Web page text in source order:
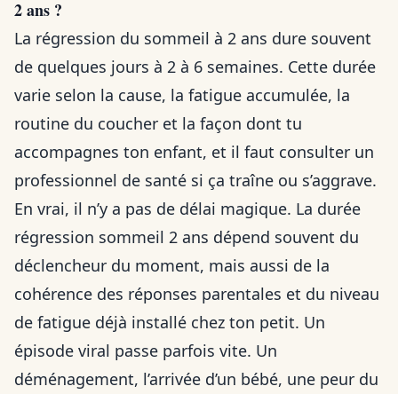
2 ans ?
La régression du sommeil à 2 ans dure souvent
de quelques jours à 2 à 6 semaines. Cette durée
varie selon la cause, la fatigue accumulée, la
routine du coucher et la façon dont tu
accompagnes ton enfant, et il faut consulter un
professionnel de santé si ça traîne ou s’aggrave.
En vrai, il n’y a pas de délai magique. La durée
régression sommeil 2 ans dépend souvent du
déclencheur du moment, mais aussi de la
cohérence des réponses parentales et du niveau
de fatigue déjà installé chez ton petit. Un
épisode viral passe parfois vite. Un
déménagement, l’arrivée d’un bébé, une peur du